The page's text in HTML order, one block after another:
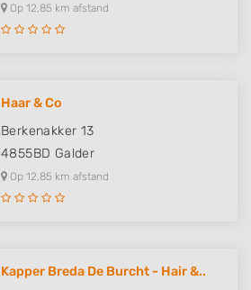
Op 12,85 km afstand
Haar & Co
Berkenakker 13
4855BD Galder
Op 12,85 km afstand
Kapper Breda De Burcht - Hair &..